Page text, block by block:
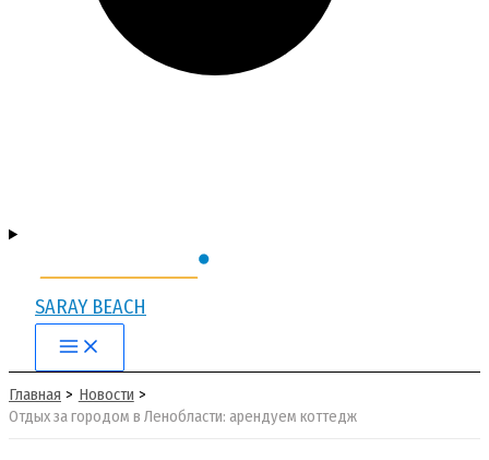
SARAY BEACH
Main
Menu
Главная
Новости
Отдых за городом в Ленобласти: арендуем коттедж